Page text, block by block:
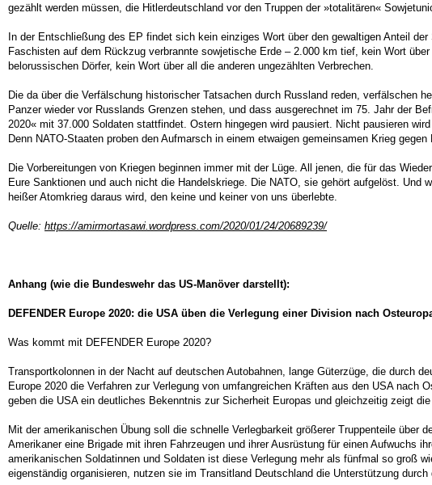
gezählt werden müssen, die Hitlerdeutschland vor den Truppen der »totalitären«
In der Entschließung des EP findet sich kein einziges Wort über den gewaltigen Anteil
Faschisten auf dem Rückzug verbrannte sowjetische Erde – 2.000 km tief, kein Wort
belorussischen Dörfer, kein Wort über all die anderen ungezählten Verbrechen.
Die da über die Verfälschung historischer Tatsachen durch Russland reden, verfälschen
Panzer wieder vor Russlands Grenzen stehen, und dass ausgerechnet im 75. Jahr der
2020« mit 37.000 Soldaten stattfindet. Ostern hingegen wird pausiert. Nicht pausieren
Denn NATO-Staaten proben den Aufmarsch in einem etwaigen gemeinsamen Krieg gegen
Die Vorbereitungen von Kriegen beginnen immer mit der Lüge. All jenen, die für das
Eure Sanktionen und auch nicht die Handelskriege. Die NATO, sie gehört aufgelöst.
heißer Atomkrieg daraus wird, den keine und keiner von uns überlebte.
Quelle: https://amirmortasawi.wordpress.com/2020/01/24/20689239/
Anhang (wie die Bundeswehr das US-Manöver darstellt):
DEFENDER Europe 2020: die USA üben die Verlegung einer Division nach
Was kommt mit DEFENDER Europe 2020?
Transportkolonnen in der Nacht auf deutschen Autobahnen, lange Güterzüge, die durch
Europe 2020 die Verfahren zur Verlegung von umfangreichen Kräften aus den USA
geben die USA ein deutliches Bekenntnis zur Sicherheit Europas und gleichzeitig zeigt
Mit der amerikanischen Übung soll die schnelle Verlegbarkeit größerer Truppenteile über
Amerikaner eine Brigade mit ihren Fahrzeugen und ihrer Ausrüstung für einen Aufwuchs
amerikanischen Soldatinnen und Soldaten ist diese Verlegung mehr als fünfmal so groß
eigenständig organisieren, nutzen sie im Transitland Deutschland die Unterstützung durch